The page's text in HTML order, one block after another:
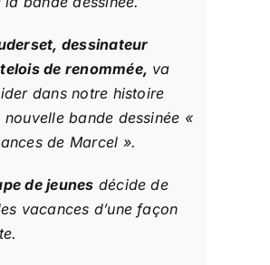
dessinateur
de renommée, va
dans notre histoire
bande dessinée «
de Marcel ».
de jeunes décide de
vacances d’une façon